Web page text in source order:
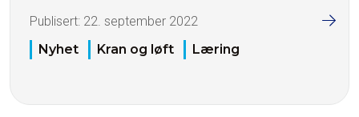
Publisert: 22. september 2022
Nyhet
Kran og løft Læring